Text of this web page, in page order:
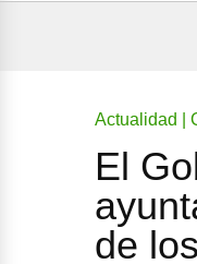
Actualidad |
El
de